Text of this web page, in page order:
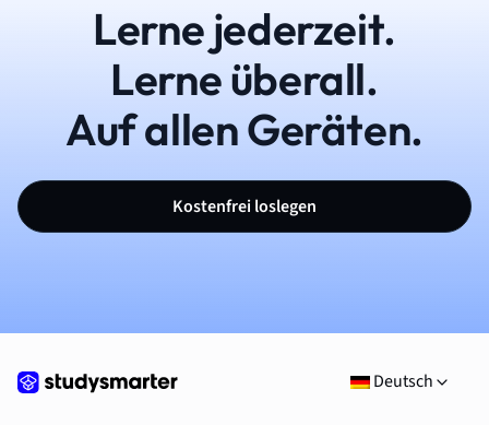
Lerne jederzeit.
Lerne überall.
Auf allen Geräten.
Kostenfrei loslegen
Deutsch